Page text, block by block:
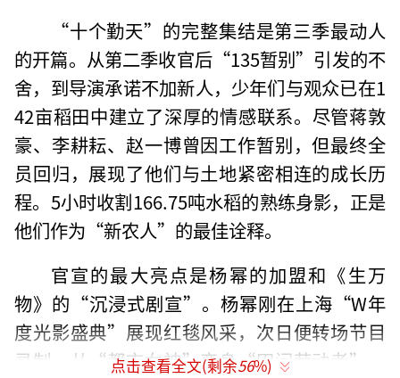
“十个勤天”的完整集结是第三季最动人
的开篇。从第二季收官后“135暂别”引发的不
舍，到导演承诺不加新人，少年们与观众已在1
42亩稻田中建立了深厚的情感联系。尽管蒋敦
豪、李耕耘、赵一博曾因工作暂别，但最终全
员回归，展现了他们与土地紧密相连的成长历
程。5小时收割166.75吨水稻的熟练身影，正是
他们作为“新农人”的最佳诠释。
官宣的最大亮点是杨幂的加盟和《生万
物》的“沉浸式剧宣”。杨幂刚在上海“W年
度光影盛典”展现红毯风采，次日便转场节目
录制，从“都市女神”变身“田间劳动者”，
点击查看全文(剩余56%)